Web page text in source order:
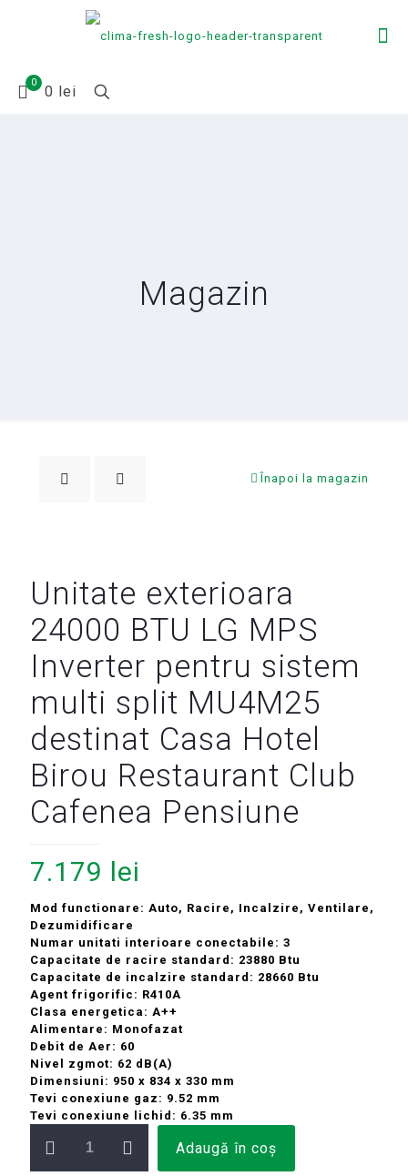
0
0 lei
Magazin
Înapoi la magazin
Unitate exterioara
24000 BTU LG MPS
Inverter pentru sistem
multi split MU4M25
destinat Casa Hotel
Birou Restaurant Club
Cafenea Pensiune
7.179 lei
Mod functionare: Auto, Racire, Incalzire, Ventilare,
Dezumidificare
Numar unitati interioare conectabile: 3
Capacitate de racire standard: 23880 Btu
Capacitate de incalzire standard: 28660 Btu
Agent frigorific: R410A
Clasa energetica: A++
Alimentare: Monofazat
Debit de Aer: 60
Nivel zgmot: 62 dB(A)
Dimensiuni: 950 x 834 x 330 mm
Tevi conexiune gaz: 9.52 mm
Tevi conexiune lichid: 6.35 mm
Adaugă în coș